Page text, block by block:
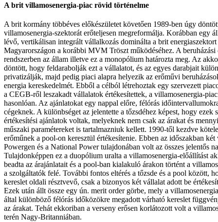
A brit villamosenergia-piac rövid történelme
A brit kormány többéves előkészületet követően 1989-ben úgy
villamosenergia-szektorát erőteljesen megreformálja. Korábban egy
lévő, vertikálisan integrált vállalkozás dominálta a brit
Magyarországon a korábbi MVM Tröszt működéséhez. A beruházási
rendszerben az állam illetve ez a monopólium határozta meg. Az
döntött, hogy feldarabolják ezt a vállalatot, és az egyes darabjait
privatizálják, majd pedig piaci alapra helyezik az erőművi
energia kereskedelmét. Ebből a célból létrehoztak egy szervezett
a CEGB-ről leszakadt vállalatok értékesítettek, a villamosenergia-
hasonlóan. Az ajánlatokat egy nappal előre, félórás
cégeknek. A különbséget az jelentette a tőzsdéhez képest, hogy ezek
értékesítési ajánlatok voltak, melyeknek nem csak az árakat és
műszaki paramétereket is tartalmazniuk kellett. 1990-től kezdve
erőműnek a pool-on keresztül értékesítenie. Ebben az időszakban két
Powergen és a National Power tulajdonában volt az összes jelentős
Tulajdonképpen ez a duopólium uralta a villamosenergia-előállítást
beadta az árajánlatait és a pool-ban kialakuló árakon történt a
a szolgáltatók felé. További fontos eltérés a tőzsde és a pool között,
kereslet oldali résztvevő, csak a bizonyos két vállalat adott be
Ezek után állt össze egy ún. merit order görbe, mely a
által különböző félórás időközökre megadott várható kereslet
az árakat. Tehát ekkoriban a verseny erősen korlátozott volt a
terén Nagy-Britanniában.